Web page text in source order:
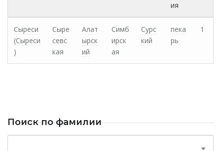
ия
Сыреси
(Сыреси
)
Сыре
севс
кая
Алат
ырск
ий
Симб
ирск
ая
Сурс
кий
пека
рь
1
Поиск по фамилии